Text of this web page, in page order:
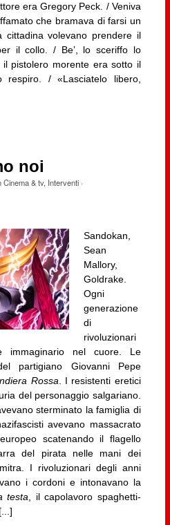
era Gregory Peck. / Veniva
che bramava di farsi un
cittadina volevano prendere il
il collo. / Be’, lo sceriffo lo
pistolero morente era sotto il
respiro. / «Lasciatelo libero,
noi
Cinema & tv, Interventi·
Sandokan,
Sean
Mallory,
Goldrake.
Ogni
generazione
di
rivoluzionari
immaginario nel cuore. Le
partigiano Giovanni Pepe
Rossa . I resistenti eretici
del personaggio salgariano.
sterminato la famiglia di
avevano massacrato
scatenando il flagello
del pirata nelle mani dei
I rivoluzionari degli anni
i cordoni e intonavano la
testa , il capolavoro spaghetti-